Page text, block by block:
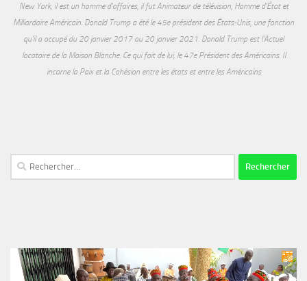
New York, il est un homme d'affaires, il fut Animateur de télévision, Homme d'État et
Milliardaire Américain. Donald Trump a été le 45e président des États-Unis, une fonction
qu'il a occupé du 20 janvier 2017 au 20 janvier 2021. Donald Trump est l'Actuel
locataire de la Maison Blanche. Ce qui fait de lui, le 47e Président des Américains. Il
incarne la Paix et la Cohésion entre les états et entre les Américains
Rechercher :